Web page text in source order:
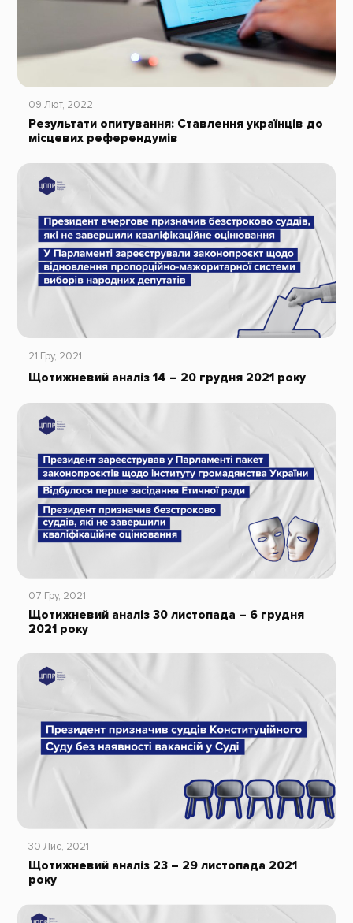
09 Лют, 2022
Результати опитування: Ставлення українців до
місцевих референдумів
21 Гру, 2021
Щотижневий аналіз 14 – 20 грудня 2021 року
07 Гру, 2021
Щотижневий аналіз 30 листопада – 6 грудня
2021 року
30 Лис, 2021
Щотижневий аналіз 23 – 29 листопада 2021
року